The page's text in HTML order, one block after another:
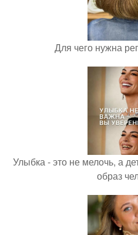
Для чего нужна
Улыбка - это не мелочь, а
образ